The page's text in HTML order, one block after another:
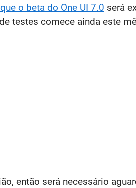
o beta do One UI 7.0 será
testes comece ainda este
então será necessário